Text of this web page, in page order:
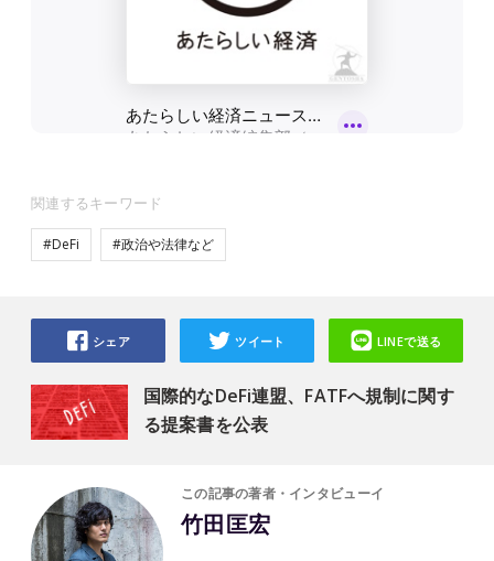
関連するキーワード
#DeFi #政治や法律など
国際的なDeFi連盟、FATFへ規制に関す
る提案書を公表
シェア ツイート LINEで送る
この記事の著者・インタビューイ
竹田匡宏